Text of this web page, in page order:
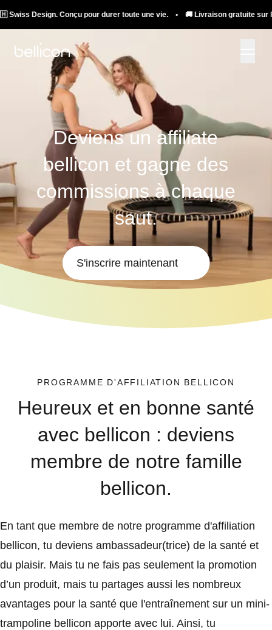
Conçu pour durer toute une vie. • 🚚 Livraison gratuite sur les
Deviens un affiliate
bellicon et gagne des
commissions à chaque
saut.
S'inscrire maintenant
PROGRAMME D'AFFILIATION BELLICON
Heureux et en bonne santé
avec bellicon : deviens
membre de notre famille
bellicon.
En tant que membre de notre programme d'affiliation
bellicon, tu deviens ambassadeur(trice) de la santé et
du plaisir. Mais tu ne fais pas seulement la promotion
d’un produit, mais tu partages aussi les nombreux
avantages pour la santé que l'entraînement sur un mini-
trampoline bellicon apporte avec lui. Ainsi, tu